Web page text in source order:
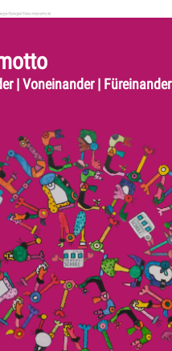
| Voneinander | Füreinander